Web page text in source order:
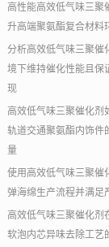
高性能高效低气味三聚
升高端聚氨酯复合材料
分析高效低气味三聚催
境下维持催化性能且保
现
高效低气味三聚催化剂
轨道交通聚氨酯内饰件
量
使用高效低气味三聚催
弹海绵生产流程并满足
高效低气味三聚催化剂
软泡内芯异味去除工艺